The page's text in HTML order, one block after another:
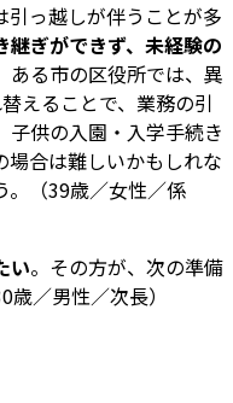
引っ越しが伴うことが多
継ぎができず、未経験の
ある市の区役所では、異
えることで、業務の引
子供の入園・入学手続き
合は難しいかもしれな
。（39歳／女性／係
い。その方が、次の準備
／男性／次長）